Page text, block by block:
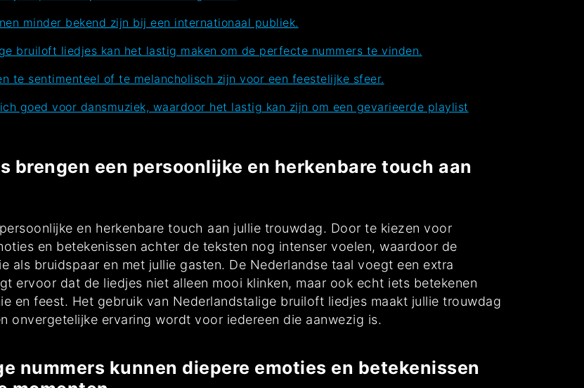
minder bekend zijn bij een internationaal publiek.
bruiloft liedjes kan het lastig maken om de perfecte nummers te vinden.
te sentimenteel of te melancholisch zijn voor een feestelijke sfeer.
goed voor dansmuziek, waardoor het lastig kan zijn om een gevarieerde playlist
een persoonlijke en herkenbare touch aan
en herkenbare touch aan jullie trouwdag. Door te kiezen voor
en betekenissen achter de teksten nog intenser voelen, waardoor de
als bruidspaar en met jullie gasten. De Nederlandse taal voegt een extra
ervoor dat de liedjes niet alleen mooi klinken, maar ook echt iets betekenen
en feest. Het gebruik van Nederlandstalige bruiloft liedjes maakt jullie trouwdag
onvergetelijke ervaring wordt voor iedereen die aanwezig is.
nummers kunnen diepere emoties en betekenissen